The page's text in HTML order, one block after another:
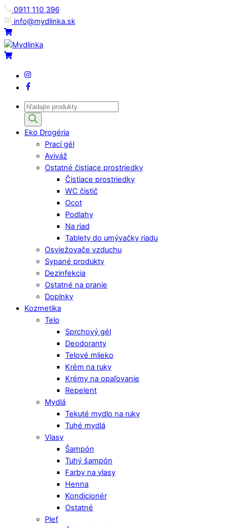
Skip
to
content
0911 110 396
info@mydlinka.sk
Menu
Cart
Cart
Products
search
Eko Drogéria
Prací gél
Aviváž
Ostatné čistiace prostriedky
Čistiace prostriedky
WC čistič
Ocot
Podlahy
Na riad
Tablety do umývačky riadu
Osviežovače vzduchu
Sypané produkty
Dezinfekcia
Ostatné na pranie
Doplnky
Kozmetika
Telo
Sprchový gél
Deodoranty
Telové mlieko
Krém na ruky
Krémy na opaľovanie
Repelent
Mydlá
Tekuté mydlo na ruky
Tuhé mydlá
Vlasy
Šampón
Tuhý šampón
Farby na vlasy
Henna
Kondicionér
Ostatné
Pleť